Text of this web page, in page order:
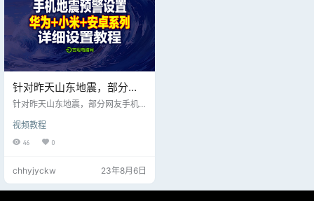
针对昨天山东地震，部分网
友手机收到预警信号，今天
预警功能！
针对昨天山东地震，部分网友手机
如何设置地震预警功能！ 切记手机
第一时间开启网络数据、定位设
视频教程
46 0
chhyjyckw 23年8月6日